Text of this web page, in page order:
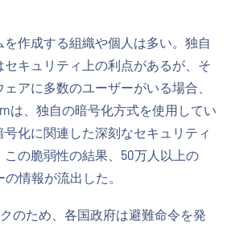
作成する組織や個人は多い。独自
キュリティ上の利点があるが、そ
アに多数のユーザーがいる場合、
は、独自の暗号化方式を使用してい
化に関連した深刻なセキュリティ
の脆弱性の結果、50万人以上の
情報が流出した。
クのため、各国政府は避難命令を発